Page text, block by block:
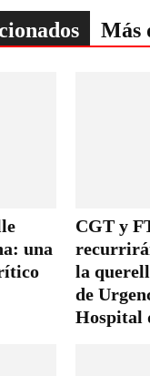
Más
una
CGT y
la
de
Hospital